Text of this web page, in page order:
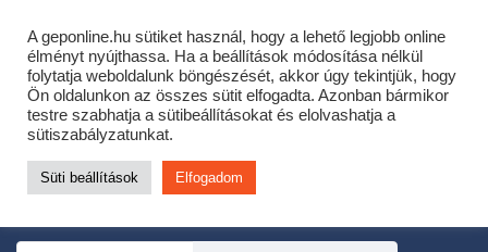
Cofidis expressz online áruhitel 0 % THM-el 10 hónapra!
Most minden akciós HQ láncfűrészhez ajándékba adunk egy fűrészláncot!
Részletek ide kattintva!
KERTÉSZETI – ERDÉSZETI – ÉPÍTŐIPARI GÉP WEBSHOP
A geponline.hu sütiket használ, hogy a lehető legjobb online
élményt nyújthassa. Ha a beállítások módosítása nélkül
folytatja weboldalunk böngészését, akkor úgy tekintjük, hogy
Ön oldalunkon az összes sütit elfogadta. Azonban bármikor
testre szabhatja a sütibeállításokat és elolvashatja a
sütiszabályzatunkat.
Süti beállítások Elfogadom